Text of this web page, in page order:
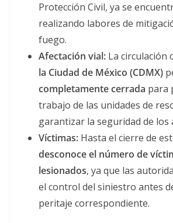
Protección Civil, ya se
realizando labores de
fuego.
Afectación vial: La circulación
la Ciudad de México (CDMX)
completamente cerrada para
trabajo de las unidades de
garantizar la seguridad de los
Víctimas: Hasta el cierre de
desconoce el número de
lesionados, ya que las
el control del siniestro antes
peritaje correspondiente.